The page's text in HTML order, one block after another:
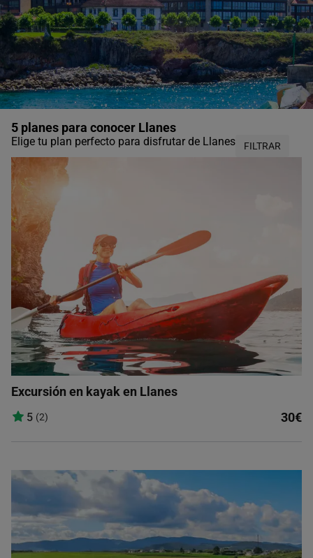
5 planes para conocer Llanes
Elige tu plan perfecto para disfrutar de Llanes FILTRAR
Excursión en kayak en Llanes
5 (2) 30€